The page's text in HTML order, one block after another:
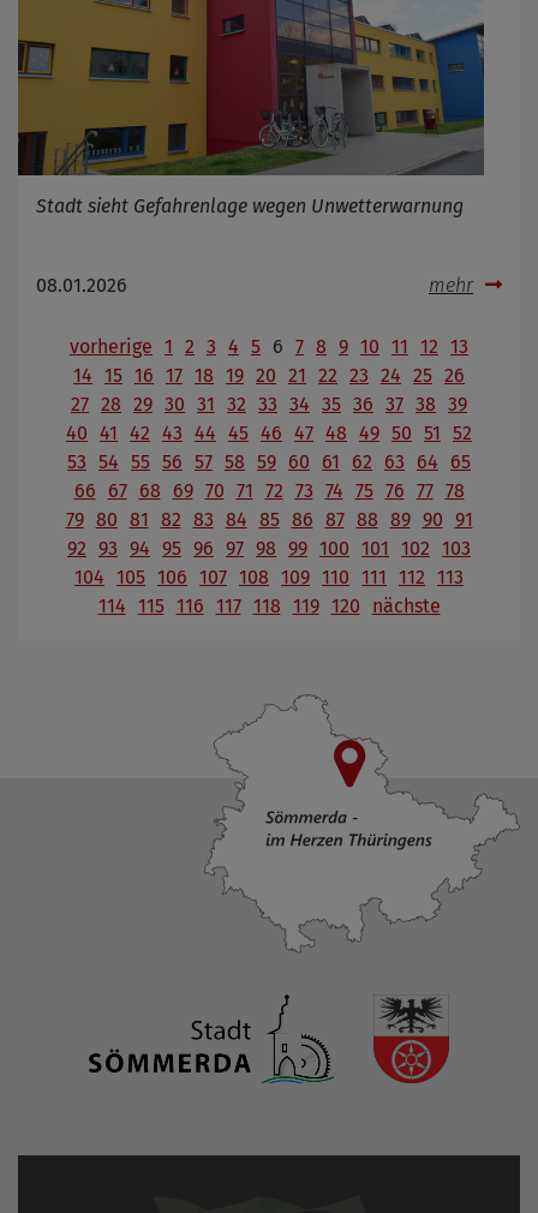
Stadt sieht Gefahrenlage wegen Unwetterwarnung
08.01.2026 mehr
vorherige 1 2 3 4 5 6 7 8 9 10 11 12 13
14 15 16 17 18 19 20 21 22 23 24 25 26
27 28 29 30 31 32 33 34 35 36 37 38 39
40 41 42 43 44 45 46 47 48 49 50 51
52
53 54 55 56 57 58 59 60 61 62 63 64
65
66
67 68 69 70 71 72 73 74 75 76 77 78
79 80 81 82 83 84 85 86 87 88 89 90 91
92 93 94 95 96 97 98 99 100 101 102 103
104 105 106 107 108 109 110 111 112 113
114 115 116 117 118 119 120 nächste